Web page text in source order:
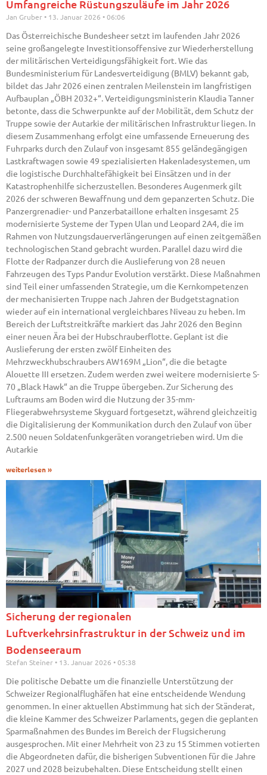
Umfangreiche Rüstungszuläufe im Jahr 2026
Jan Gruber 13. Januar 2026 06:06
Das Österreichische Bundesheer setzt im laufenden Jahr 2026
seine großangelegte Investitionsoffensive zur Wiederherstellung
der militärischen Verteidigungsfähigkeit fort. Wie das
Bundesministerium für Landesverteidigung (BMLV) bekannt gab,
bildet das Jahr 2026 einen zentralen Meilenstein im langfristigen
Aufbauplan „ÖBH 2032+“. Verteidigungsministerin Klaudia Tanner
betonte, dass die Schwerpunkte auf der Mobilität, dem Schutz der
Truppe sowie der Autarkie der militärischen Infrastruktur liegen. In
diesem Zusammenhang erfolgt eine umfassende Erneuerung des
Fuhrparks durch den Zulauf von insgesamt 855 geländegängigen
Lastkraftwagen sowie 49 spezialisierten Hakenladesystemen, um
die logistische Durchhaltefähigkeit bei Einsätzen und in der
Katastrophenhilfe sicherzustellen. Besonderes Augenmerk gilt
2026 der schweren Bewaffnung und dem gepanzerten Schutz. Die
Panzergrenadier- und Panzerbataillone erhalten insgesamt 25
modernisierte Systeme der Typen Ulan und Leopard 2A4, die im
Rahmen von Nutzungsdauerverlängerungen auf einen zeitgemäßen
technologischen Stand gebracht wurden. Parallel dazu wird die
Flotte der Radpanzer durch die Auslieferung von 28 neuen
Fahrzeugen des Typs Pandur Evolution verstärkt. Diese Maßnahmen
sind Teil einer umfassenden Strategie, um die Kernkompetenzen
der mechanisierten Truppe nach Jahren der Budgetstagnation
wieder auf ein international vergleichbares Niveau zu heben. Im
Bereich der Luftstreitkräfte markiert das Jahr 2026 den Beginn
einer neuen Ära bei der Hubschrauberflotte. Geplant ist die
Auslieferung der ersten zwölf Einheiten des
Mehrzweckhubschraubers AW169M „Lion“, die die betagte
Alouette III ersetzen. Zudem werden zwei weitere modernisierte S-
70 „Black Hawk“ an die Truppe übergeben. Zur Sicherung des
Luftraums am Boden wird die Nutzung der 35-mm-
Fliegerabwehrsysteme Skyguard fortgesetzt, während gleichzeitig
die Digitalisierung der Kommunikation durch den Zulauf von über
2.500 neuen Soldatenfunkgeräten vorangetrieben wird. Um die
Autarkie
weiterlesen »
Sicherung der regionalen
Luftverkehrsinfrastruktur in der Schweiz und im
Bodenseeraum
Stefan Steiner 13. Januar 2026 05:38
Die politische Debatte um die finanzielle Unterstützung der
Schweizer Regionalflughäfen hat eine entscheidende Wendung
genommen. In einer aktuellen Abstimmung hat sich der Ständerat,
die kleine Kammer des Schweizer Parlaments, gegen die geplanten
Sparmaßnahmen des Bundes im Bereich der Flugsicherung
ausgesprochen. Mit einer Mehrheit von 23 zu 15 Stimmen votierten
die Abgeordneten dafür, die bisherigen Subventionen für die Jahre
2027 und 2028 beizubehalten. Diese Entscheidung stellt einen